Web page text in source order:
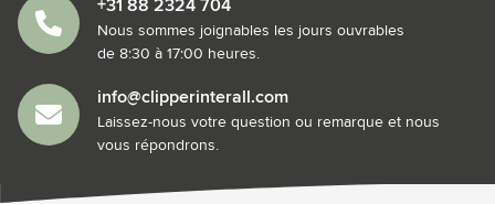
+31 88 2324 704
Nous sommes joignables les jours ouvrables
de 8:30 à 17:00 heures.
info@clipperinterall.com
Laissez-nous votre question ou remarque et nous
vous répondrons.